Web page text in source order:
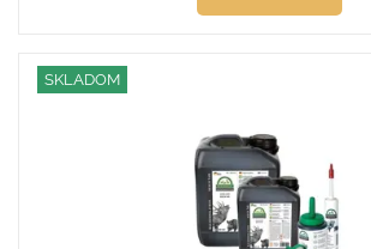
SKLADOM